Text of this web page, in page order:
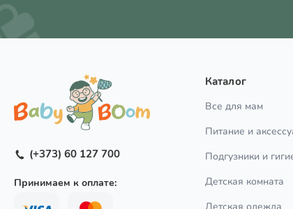
(+373) 60 127 700
Принимаем к оплате:
Каталог
Все для мам
Питание и
Подгузники и
Детская комната